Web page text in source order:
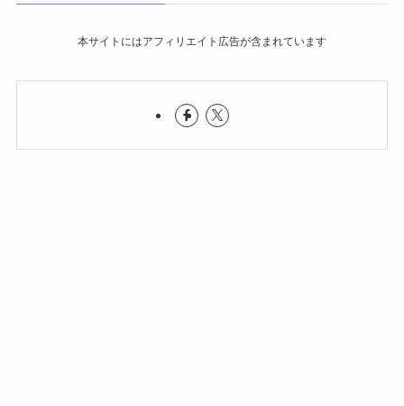
本サイトにはアフィリエイト広告が含まれています